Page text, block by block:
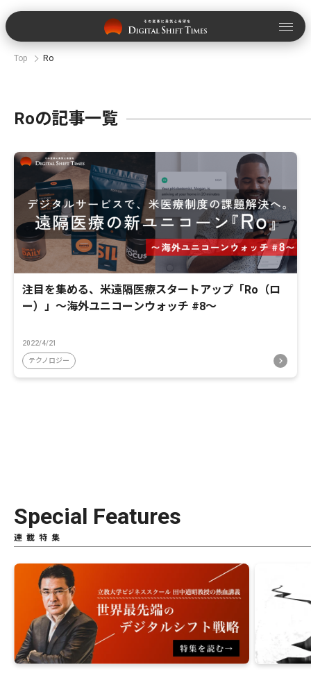
Top Ro
Roの記事一覧
注目を集める、米遠隔医療スタートアップ「Ro（ロ
ー）」〜海外ユニコーンウォッチ #8〜
2022/4/21
テクノロジー
Special Features
連載特集